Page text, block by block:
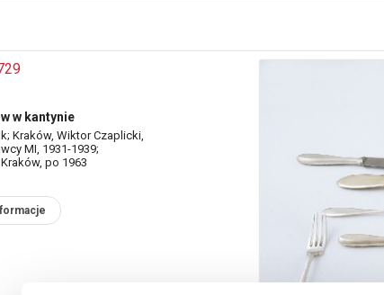
w kantynie
Kraków, Wiktor Czaplicki,
MI, 1931-1939;
po 1963